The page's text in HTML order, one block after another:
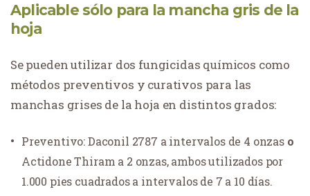
Aplicable sólo para la mancha gris de la
hoja
Se pueden utilizar dos fungicidas químicos como
métodos preventivos y curativos para las
manchas grises de la hoja en distintos grados:
Preventivo: Daconil 2787 a intervalos de 4 onzas o
Actidone Thiram a 2 onzas, ambos utilizados por
1.000 pies cuadrados a intervalos de 7 a 10 días.